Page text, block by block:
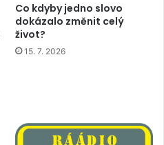
Co kdyby jedno slovo
dokázalo změnit celý
život?
15. 7. 2026